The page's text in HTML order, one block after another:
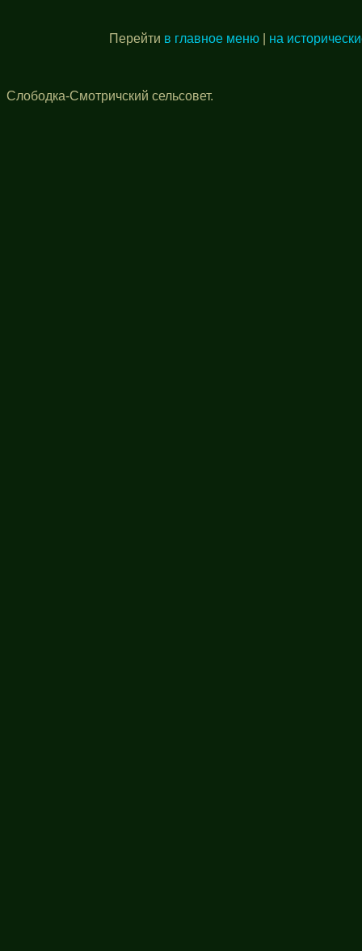
Перейти в главное меню| на
Слободка-Смотричский сельсовет.